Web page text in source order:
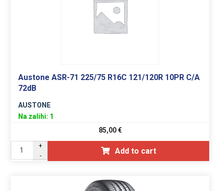
Austone ASR-71 225/75 R16C 121/120R 10PR C/A
72dB
AUSTONE
Na zalihi: 1
85,00€
+
-
Add to cart